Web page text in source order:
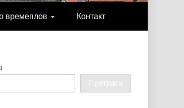
времеплов Контакт
Претрага